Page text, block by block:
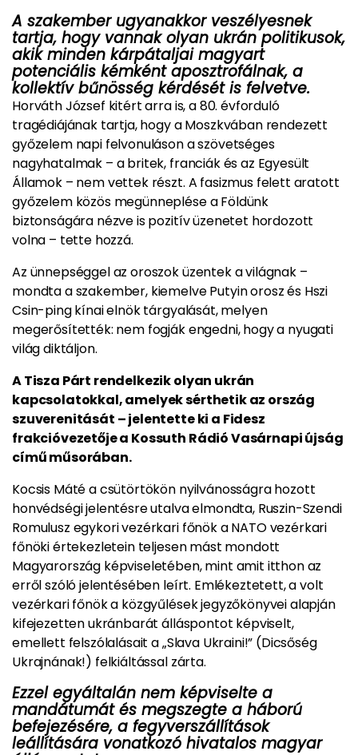
A szakember ugyanakkor veszélyesnek
tartja, hogy vannak olyan ukrán politikusok,
akik minden kárpátaljai magyart
potenciális kémként aposztrofálnak, a
kollektív bűnösség kérdését is felvetve.
Horváth József kitért arra is, a 80. évforduló
tragédiájának tartja, hogy a Moszkvában rendezett
győzelem napi felvonuláson a szövetséges
nagyhatalmak – a britek, franciák és az Egyesült
Államok – nem vettek részt. A fasizmus felett aratott
győzelem közös megünneplése a Földünk
biztonságára nézve is pozitív üzenetet hordozott
volna – tette hozzá.
Az ünnepséggel az oroszok üzentek a világnak –
mondta a szakember, kiemelve Putyin orosz és Hszi
Csin-ping kínai elnök tárgyalását, melyen
megerősítették: nem fogják engedni, hogy a nyugati
világ diktáljon.
A Tisza Párt rendelkezik olyan ukrán
kapcsolatokkal, amelyek sérthetik az ország
szuverenitását – jelentette ki a Fidesz
frakcióvezetője a Kossuth Rádió Vasárnapi újság
című műsorában.
Kocsis Máté a csütörtökön nyilvánosságra hozott
honvédségi jelentésre utalva elmondta, Ruszin-Szendi
Romulusz egykori vezérkari főnök a NATO vezérkari
főnöki értekezletein teljesen mást mondott
Magyarország képviseletében, mint amit itthon az
erről szóló jelentésében leírt. Emlékeztetett, a volt
vezérkari főnök a közgyűlések jegyzőkönyvei alapján
kifejezetten ukránbarát álláspontot képviselt,
emellett felszólalásait a „Slava Ukraini!” (Dicsőség
Ukrajnának!) felkiáltással zárta.
Ezzel egyáltalán nem képviselte a
mandátumát és megszegte a háború
befejezésére, a fegyverszállítások
leállítására vonatkozó hivatalos magyar